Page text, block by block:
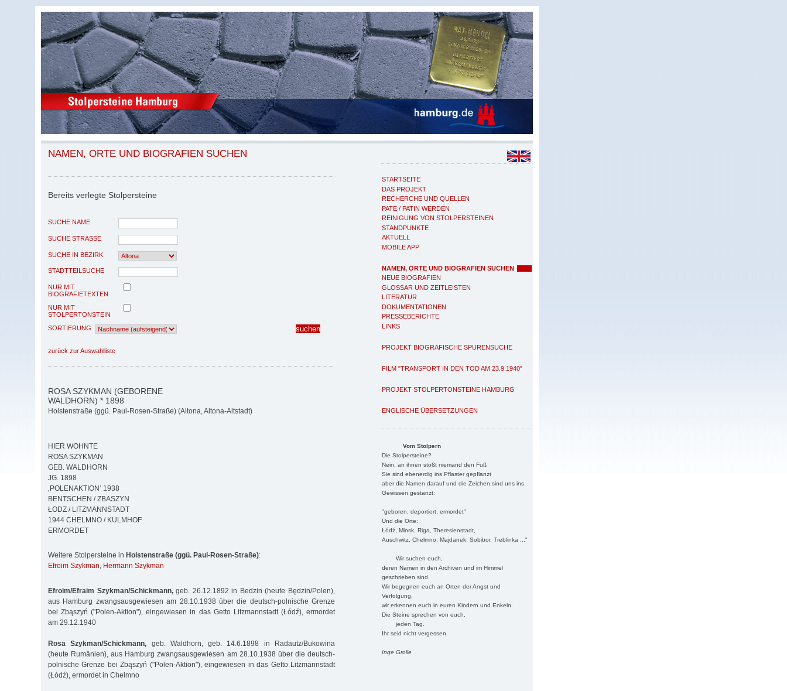
STARTSEITE
DAS PROJEKT
RECHERCHE UND QUELLEN
PATE / PATIN WERDEN
REINIGUNG VON STOLPERSTEINEN
STANDPUNKTE
AKTUELL
MOBILE APP
NAMEN, ORTE UND BIOGRAFIEN SUCHEN
NEUE BIOGRAFIEN
GLOSSAR UND ZEITLEISTEN
LITERATUR
DOKUMENTATIONEN
PRESSEBERICHTE
LINKS
PROJEKT BIOGRAFISCHE SPURENSUCHE
FILM "TRANSPORT IN DEN TOD AM 23.9.1940"
PROJEKT STOLPERTONSTEINE HAMBURG
ENGLISCHE ÜBERSETZUNGEN
Vom Stolpern
Die Stolpersteine?
Nein, an ihnen stößt niemand den Fuß
Sie sind ebenerdig ins Pflaster gepflanzt
aber die Namen darauf und die Zeichen sind uns ins
Gewissen gestanzt:
"geboren, deportiert, ermordet"
Und die Orte:
Łódź, Minsk, Riga, Theresienstadt,
Auschwitz, Chelmno, Majdanek, Sobibor, Treblinka ..."
Wir suchen euch,
deren Namen in den Archiven und im Himmel
geschrieben sind.
Wir begegnen euch an Orten der Angst und
Verfolgung,
wir erkennen euch in euren Kindern und Enkeln.
Die Steine sprechen von euch,
jeden Tag.
Ihr seid nicht vergessen.
Inge Grolle
NAMEN, ORTE UND BIOGRAFIEN SUCHEN
Bereits verlegte Stolpersteine
SUCHE NAME
SUCHE STRASSE
SUCHE IN BEZIRK
STADTTEILSUCHE
NUR MIT
BIOGRAFIETEXTEN
NUR MIT
STOLPERTONSTEIN
SORTIERUNG
zurück zur Auswahlliste
ROSA SZYKMAN (GEBORENE
WALDHORN) * 1898
Holstenstraße (ggü. Paul-Rosen-Straße) (Altona, Altona-Altstadt)
HIER WOHNTE
ROSA SZYKMAN
GEB. WALDHORN
JG. 1898
‚POLENAKTION‘ 1938
BENTSCHEN / ZBASZYN
ŁODZ / LITZMANNSTADT
1944 CHELMNO / KULMHOF
ERMORDET
Weitere Stolpersteine in Holstenstraße (ggü. Paul-Rosen-Straße):
Efroim Szykman, Hermann Szykman
Efroim/Efraim Szykman/Schickmann,geb. 26.12.1892 in Bedzin (heute Będzin/Polen),
aus Hamburg zwangsausgewiesen am 28.10.1938 über die deutsch-polnische Grenze
bei Zbąszyń ("Polen-Aktion"), eingewiesen in das Getto Litzmannstadt (Łódź), ermordet
am 29.12.1940
Rosa Szykman/Schickmann, geb. Waldhorn, geb. 14.6.1898 in Radautz/Bukowina
(heute Rumänien), aus Hamburg zwangsausgewiesen am 28.10.1938 über die deutsch-
polnische Grenze bei Zbąszyń ("Polen-Aktion"), eingewiesen in das Getto Litzmannstadt
(Łódź), ermordet in Chelmno